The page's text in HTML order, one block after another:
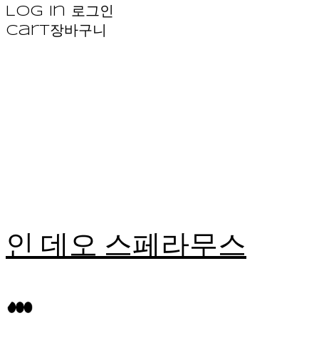
Log In 로그인
Cart장바구니
인 데오 스페라무스